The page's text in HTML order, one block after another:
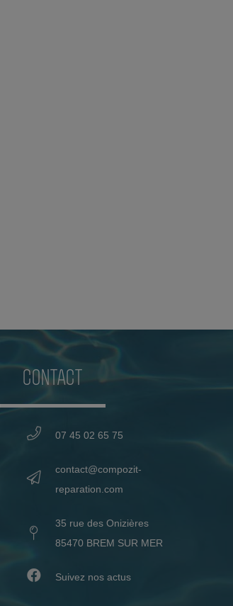
CONTACT
07 45 02 65 75
contact@compozit-
reparation.com
35 rue des Onizières
85470 BREM SUR MER
Suivez nos actus